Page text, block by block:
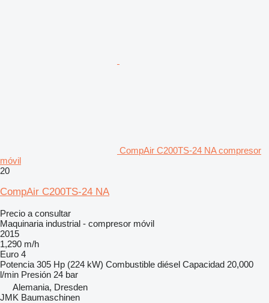
CompAir C200TS-24 NA compresor
móvil
20
CompAir C200TS-24 NA
Precio a consultar
Maquinaria industrial - compresor móvil
2015
1,290 m/h
Euro 4
Potencia 305 Hp (224 kW) Combustible diésel Capacidad 20,000
l/min Presión 24 bar
Alemania, Dresden
JMK Baumaschinen